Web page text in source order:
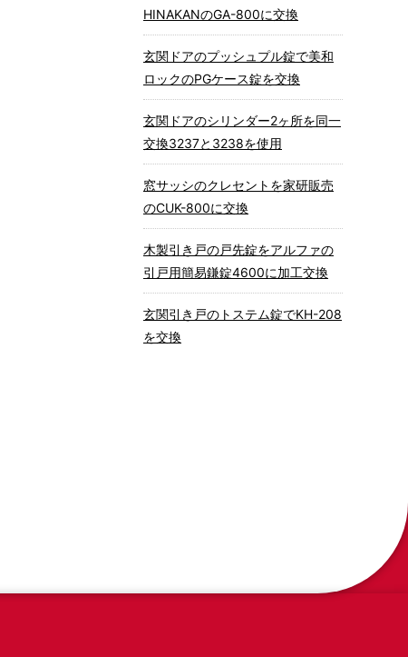
HINAKANのGA-800に交換
玄関ドアのプッシュプル錠で美和
ロックのPGケース錠を交換
玄関ドアのシリンダー2ヶ所を同一
交換3237と3238を使用
窓サッシのクレセントを家研販売
のCUK-800に交換
木製引き戸の戸先錠をアルファの
引戸用簡易鎌錠4600に加工交換
玄関引き戸のトステム錠でKH-208
を交換